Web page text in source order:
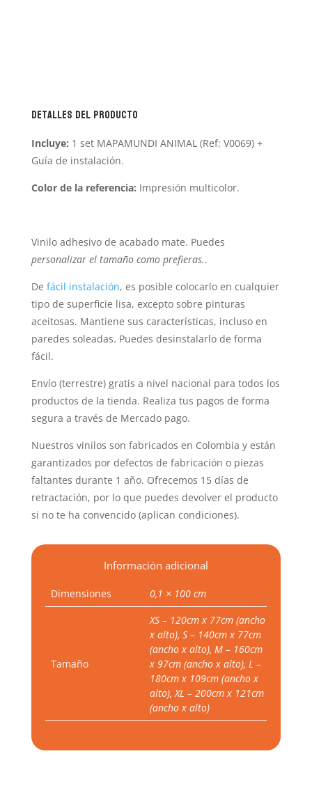
Detalles del producto
Incluye: 1 set MAPAMUNDI ANIMAL (Ref: V0069) +
Guía de instalación.
Color de la referencia: Impresión multicolor.
Vinilo adhesivo de acabado mate. Puedes
personalizar el tamaño como prefieras..
De fácil instalación, es posible colocarlo en cualquier
tipo de superficie lisa, excepto sobre pinturas
aceitosas. Mantiene sus características, incluso en
paredes soleadas. Puedes desinstalarlo de forma
fácil.
Envío (terrestre) gratis a nivel nacional para todos los
productos de la tienda. Realiza tus pagos de forma
segura a través de Mercado pago.
Nuestros vinilos son fabricados en Colombia y están
garantizados por defectos de fabricación o piezas
faltantes durante 1 año. Ofrecemos 15 días de
retractación, por lo que puedes devolver el producto
si no te ha convencido (aplican condiciones).
Información adicional
Dimensiones 0,1 × 100 cm
Tamaño
XS – 120cm x 77cm (ancho
x alto), S – 140cm x 77cm
(ancho x alto), M – 160cm
x 97cm (ancho x alto), L –
180cm x 109cm (ancho x
alto), XL – 200cm x 121cm
(ancho x alto)